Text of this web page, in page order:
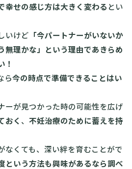
幸せの感じ方は大きく変わる とい
いけど 「今パートナーがいないか
無理かな」という理由であきらめ
！
ら今の時点で準備できることはい
ーが見つかった時の可能性を広げ
おく 、 不妊治療のために蓄えを持
なくても、深い絆を育むことがで
という方法も興味があるなら調べ